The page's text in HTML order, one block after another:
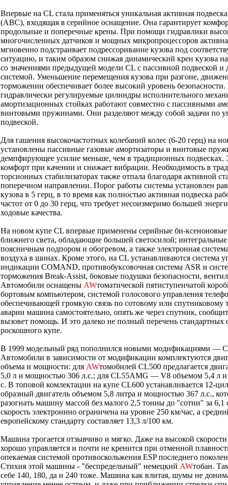
Впервые на CL стала применяться уникальная активная
(ABC), входящая в серийное оснащение. Она гарантирует
продольные и поперечные крены. При помощи гидравлики
многочисленных датчиков и мощных микропроцессоров
мгновенно подстраивает подрессоривание кузова под
ситуацию, и таким образом снижая динамический крен кузова
со значениями предыдущей модели СL с пассивной подвеской
системой. Уменьшение перемещения кузова при разгоне,
торможении обеспечивает более высокий уровень безопасности.
гидравлически регулируемые цилиндры исполнительного
амортизационных стойках работают совместно с пассивными
винтовыми пружинами. Они разделяют между собой задачи по
подвеской.
Для гашения высокочастотных колебаний колес (6-20 герц) на
установлены пассивные газовые амортизаторы и винтовые
демпфирующее усилие меньше, чем в традиционных подвесках.
комфорт при качении и снижает вибрации. Необходимость в
торсионных стабилизаторах также отпала благодаря активной
поперечном направлении. Порог работы системы установлен
кузова в 5 герц, в то время как полностью активная подвеска
частот от 0 до 30 герц, что требует несоизмеримо большей
ходовые качества.
На новом купе CL впервые применены серийные би-ксеноновые
ближнего света, обладающие большей светосилой;
поясничным подпором и обогревом, а также электронная
воздуха в шинах. Кроме этого, на CL устанавливаются система
индикации COMAND, противобуксовочная система ASR и
торможения Break-Assist, боковые подушки безопасности,
Автомобили оснащены AWтоматической пятиступенчатой
бортовым компьютером, системой голосового управления
обеспечивающей громкую связь по сотовому или спутниковому
аварии машина самостоятельно, опять же через спутник,
вызовет помощь. И это далеко не полный перечень стандартных
роскошного купе.
В 1999 модельный ряд пополнился новыми модификациями —
Автомобили в зависимости от модификации комплектуются
объема и мощности: для AWтомобилей CL500 предлагается
5,0 л и мощностью 306 л.с.; для CL55AMG — V8 объемом 5,4 л
с. В топовой комлектации на купе CL600 устанавливается 12-
образный двигатель объемом 5,8 литра и мощностью 367 л.с.,
разогнать машину массой без малого 2,5 тонны до "сотни" за 6,1
скорость электроннно ограничена на уровне 250 км/час, а
европейскому стандарту составляет 13,3 л/100 км.
Машина трогается отзывчиво и мягко. Даже на высокой скорости
хорошо управляется и почти не кренится при отменной
опекаемая системой противоскольжения ESP последнего
Стихия этой машины - "беспредельный" немецкий AWтобан.
себе 140, 180, да и 240 тоже. Машина как влитая, шумы не